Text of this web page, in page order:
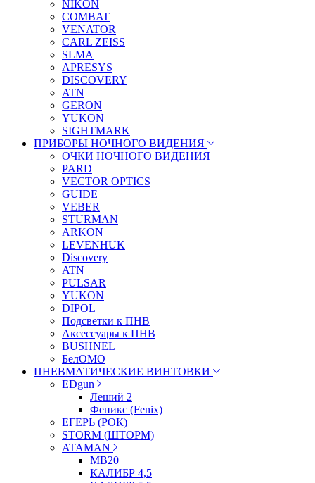
NIKON
COMBAT
VENATOR
CARL ZEISS
SLMA
APRESYS
DISCOVERY
ATN
GERON
YUKON
SIGHTMARK
ПРИБОРЫ НОЧНОГО ВИДЕНИЯ
ОЧКИ НОЧНОГО ВИДЕНИЯ
PARD
VECTOR OPTICS
GUIDE
VEBER
STURMAN
ARKON
LEVENHUK
Discovery
ATN
PULSAR
YUKON
DIPOL
Подсветки к ПНВ
Аксессуары к ПНВ
BUSHNEL
БелОМО
ПНЕВМАТИЧЕСКИЕ ВИНТОВКИ
EDgun
Леший 2
Феникс (Fenix)
ЕГЕРЬ (РОК)
STORM (ШТОРМ)
ATAMAN
МВ20
КАЛИБР 4,5